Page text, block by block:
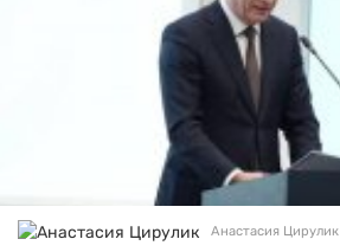
Анастасия Цирулик